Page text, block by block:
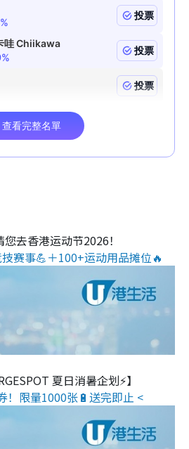
您去香港运动节2026！
赛事💪＋100+运动用品摊位🔥
夏日消暑企划⚡】
！限量1000张🔋送完即止 <